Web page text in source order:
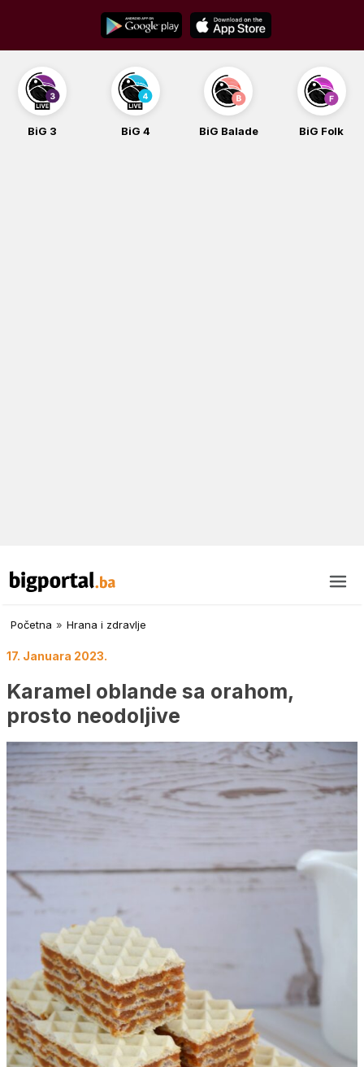
content
BiG 3 BiG 4 BiG Balade BiG Folk
Početna » Hrana i zdravlje
17. Januara 2023.
Karamel oblande sa orahom,
prosto neodoljive